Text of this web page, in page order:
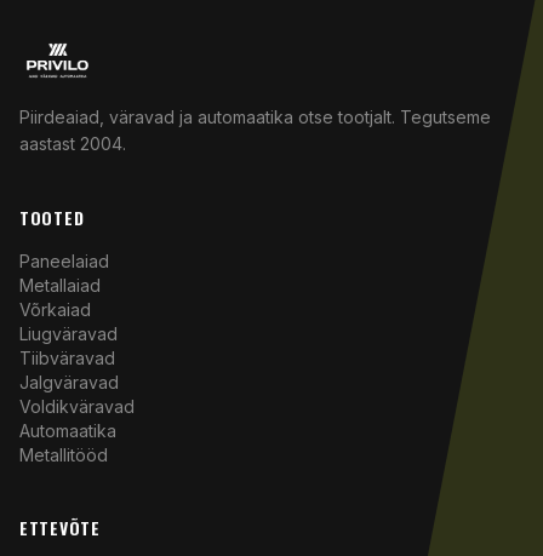
Piirdeaiad, väravad ja automaatika otse tootjalt. Tegutseme
aastast 2004.
TOOTED
Paneelaiad
Metallaiad
Võrkaiad
Liugväravad
Tiibväravad
Jalgväravad
Voldikväravad
Automaatika
Metallitööd
ETTEVÕTE